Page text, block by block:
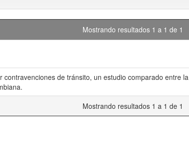
Mostrando resultados 1 a 1 de 1
contravenciones de tránsito, un estudio comparado entre la
Mostrando resultados 1 a 1 de 1